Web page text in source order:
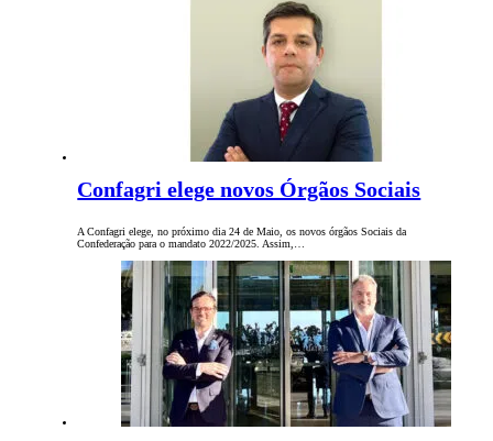
Confagri elege novos Órgãos Sociais
A Confagri elege, no próximo dia 24 de Maio, os novos órgãos Sociais da
Confederação para o mandato 2022/2025. Assim,…